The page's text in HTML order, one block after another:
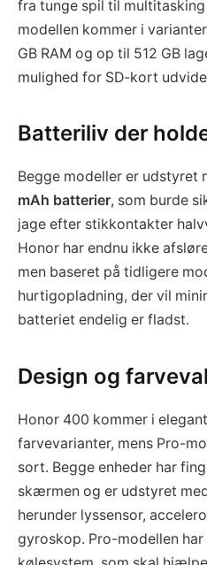
fra tunge spil til
modellen kommer i
GB RAM og op til 512 GB
mulighed for SD-kort
Batteriliv der
Begge modeller er udstyret
mAh batterier, som burde
jage efter stikkontakter
Honor har endnu ikke
men baseret på tidligere
hurtigopladning, der vil
batteriet endelig er fladst.
Design og
Honor 400 kommer i
farvevarianter, mens Pro-
sort. Begge enheder har
skærmen og er udstyret
herunder lyssensor,
gyroskop. Pro-modellen